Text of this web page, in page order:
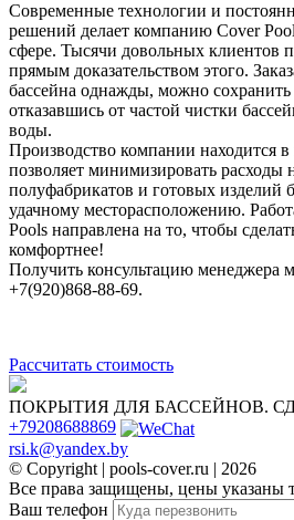
Современные технологии и
решений делает компанию Cover
сфере. Тысячи довольных клиентов
прямым доказательством этого.
бассейна однажды, можно сохранить
отказавшись от частой чистки
воды.
Производство компании находится в
позволяет минимизировать расходы
полуфабрикатов и готовых изделий
удачному месторасположению.
Pools направлена на то, чтобы
комфортнее!
Получить консультацию менеджера
+7(920)868-88-69.
Рассчитать стоимость
ПОКРЫТИЯ ДЛЯ БАССЕЙНОВ.
+79208688869
rsi.k@yandex.by
© Copyright | pools-cover.ru | 2026
Все права защищены, цены указаны
Ваш телефон